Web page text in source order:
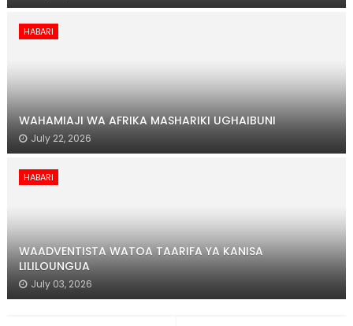
HABARI
WAHAMIAJI WA AFRIKA MASHARIKI UGHAIBUNI
July 22, 2026
HABARI
WAADVENTISTA WATOA TAARIFA YA KANISA
LILILOUNGUA
July 03, 2026